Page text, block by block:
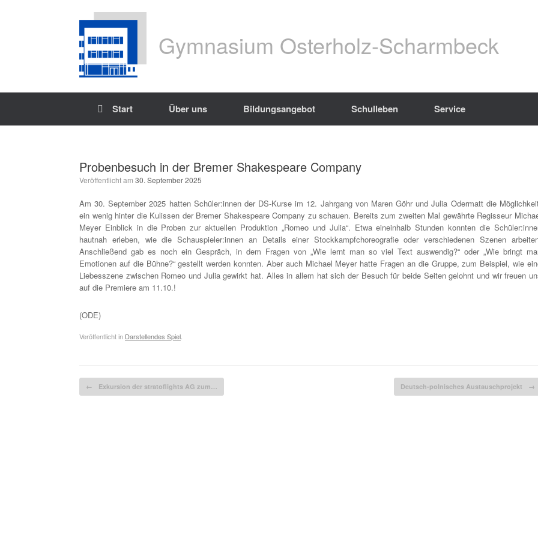
Gymnasium Osterholz-Scharmbeck
Start Über uns Bildungsangebot Schulleben Service
Probenbesuch in der Bremer Shakespeare Company
Veröffentlicht am 30. September 2025
Am 30. September 2025 hatten Schüler:innen der DS-Kurse im 12. Jahrgang von Maren Göhr und Julia Odermatt die
ein wenig hinter die Kulissen der Bremer Shakespeare Company zu schauen. Bereits zum zweiten Mal gewährte Regisseur
Meyer Einblick in die Proben zur aktuellen Produktion „Romeo und Julia“. Etwa eineinhalb Stunden konnten die
hautnah erleben, wie die Schauspieler:innen an Details einer Stockkampfchoreografie oder verschiedenen Szenen
Anschließend gab es noch ein Gespräch, in dem Fragen von „Wie lernt man so viel Text auswendig?“ oder „Wie bringt
Emotionen auf die Bühne?“ gestellt werden konnten. Aber auch Michael Meyer hatte Fragen an die Gruppe, zum Beispiel, wie
Liebesszene zwischen Romeo und Julia gewirkt hat. Alles in allem hat sich der Besuch für beide Seiten gelohnt und wir freuen
auf die Premiere am 11.10.!
(ODE)
Veröffentlicht in Darstellendes Spiel
Beitragsnavigation
← Exkursion der stratoflights AG zum… Deutsch-polnisches Austauschprojekt →